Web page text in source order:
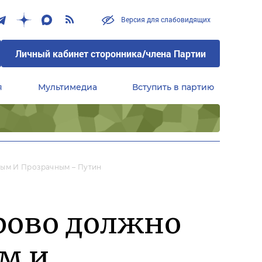
Версия для слабовидящих
Личный кабинет сторонника/члена Партии
Мультимедиа Вступить в партию
И Прозрачным – Путин
должно